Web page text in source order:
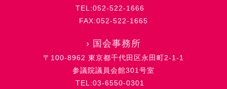
TEL:052-522-1666
FAX:052-522-1665
› 国会事務所
〒100-8962 東京都千代田区永田町2-1-1
参議院議員会館301号室
TEL:03-6550-0301